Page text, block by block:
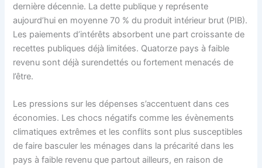
dernière décennie. La dette publique y représente
aujourd’hui en moyenne 70 % du produit intérieur brut (PIB).
Les paiements d’intérêts absorbent une part croissante de
recettes publiques déjà limitées. Quatorze pays à faible
revenu sont déjà surendettés ou fortement menacés de
l’être.
Les pressions sur les dépenses s’accentuent dans ces
économies. Les chocs négatifs comme les évènements
climatiques extrêmes et les conflits sont plus susceptibles
de faire basculer les ménages dans la précarité dans les
pays à faible revenu que partout ailleurs, en raison de